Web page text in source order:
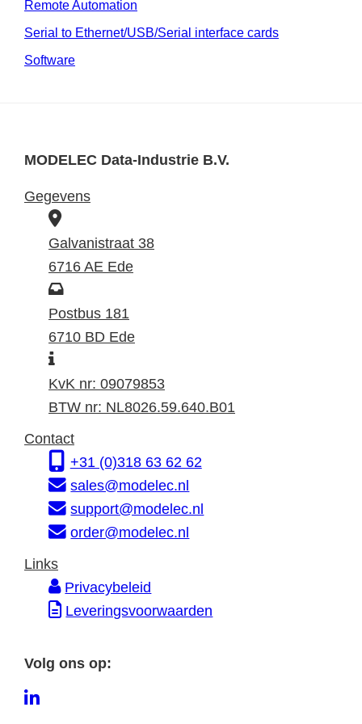
Remote Automation
Serial to Ethernet/USB/Serial interface cards
Software
MODELEC Data-Industrie B.V.
Gegevens
B
e
z
o
e
k
d
r
s
Galvanistraat 38
6716 AE Ede
P
o
s
a
d
e
s
Postbus 181
6710 BD Ede
I
n
f
r
m
a
t
e
KvK nr: 09079853
BTW nr: NL8026.59.640.B01
Contact
+31 (0)318 63 62 62
sales@modelec.nl
support@modelec.nl
order@modelec.nl
Links
Privacybeleid
Leveringsvoorwaarden
Volg ons op:
L